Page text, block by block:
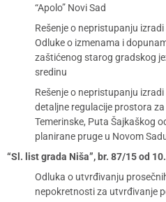
“Apolo” Novi Sad
Rešenje o nepristupanju
Odluke o izmenama i
zaštićenog starog gradskog
sredinu
Rešenje o nepristupanju
detaljne regulacije prostora
Temerinske, Puta Šajkaškog
planirane pruge u Novom
“Sl. list grada Niša”, br. 87/15 od
Odluka o utvrđivanju
nepokretnosti za utvrđivanje